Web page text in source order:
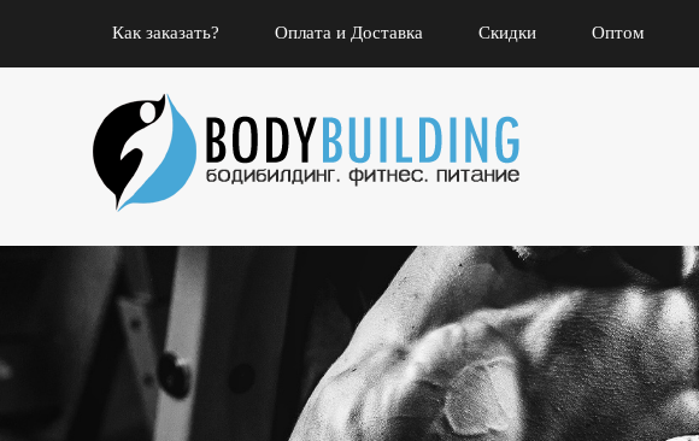
Как заказать? Оплата и Доставка Скидки Оптом